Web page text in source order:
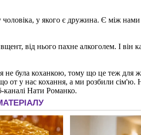
у якого є дружина. Є між
від нього пахне алкоголем. І
була коханкою, тому що це теж для
от у нас кохання, а ми розбили
Нати Романко.